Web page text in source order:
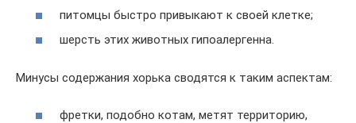
питомцы быстро привыкают к своей клетке;
шерсть этих животных гипоалергенна.
Минусы содержания хорька сводятся к таким аспектам:
фретки, подобно котам, метят территорию,